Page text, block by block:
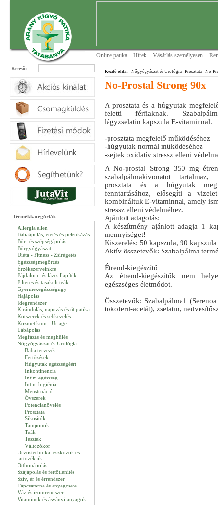
Online patika Hírek Vásárlás személyesen
Keresõ:
Termékkategóriák
Allergia ellen
Babaápolás, etetés és pelenkázás
Bőr- és szépségápolás
Bőrgyógyászat
Diéta - Fitness - Zsírégetés
Egészségmegőrzés
Érzékszerveinkre
Fájdalom- és lázcsillapítók
Filteres és tasakolt teák
Gyermekegészségügy
Hajápolás
Idegrendszer
Kirándulás, napozás és útipatika
Kötszerek és sebkezelés
Kozmetikum - Uriage
Lábápolás
Megfázás és meghűlés
Nőgyógyászat és Urológia
Baba tervezés
Fertőzések
Húgyutak egészségéért
Inkontinencia
Intim egészség
Intim higiénia
Menstruáció
Óvszerek
Potencianövelés
Prosztata
Síkosítók
Tamponok
Teák
Tesztek
Változókor
Orvostechnikai eszközök és
tartozékaik
Otthonápolás
Szájápolás és fertőtlenítés
Szív, ér és érrendszer
Tápcsatorna és anyagcsere
Váz és izomrendszer
Vitaminok és ásványi anyagok
Kezdõ oldal - Nőgyógyászat és Urológia - Prosztata - No-
No-Prostal Strong 90x
A prosztata és a húgyutak
feletti férfiaknak.
lágyzselatin kapszula E-vitaminnal.
-prosztata megfelelő működéséhez
-húgyutak normál működéséhez
-sejtek oxidatív stressz elleni
A No-prostal Strong 350 mg
szabalpálmakivonatot
prosztata és a húgyutak
fenntartásához, elősegíti a
kombináltuk E-vitaminnal, amely
stressz elleni védelméhez.
Ajánlott adagolás:
A készítmény ajánlott adagja 1
mennyiséget!
Kiszerelés: 50 kapszula, 90 kapszula
Aktív összetevők: Szabalpálma
Étrend-kiegészítő
Az étrend-kiegészítők nem
egészséges életmódot.
Összetevők: Szabalpálma1
tokoferil-acetát), zselatin,